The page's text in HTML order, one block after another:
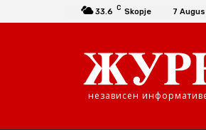
33.6 C Skopje 7
независен